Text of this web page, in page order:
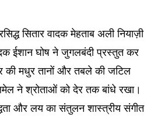
सितार वादक मेहताब अली नियाज़ी
ईशान घोष ने जुगलबंदी प्रस्तुत कर
की मधुर तानों और तबले की जटिल
ने श्रोताओं को देर तक बांधे रखा।
और लय का संतुलन शास्त्रीय संगीत